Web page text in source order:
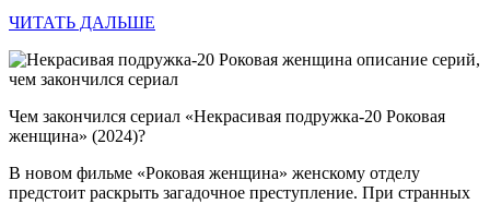
ЧИТАТЬ ДАЛЬШЕ
Чем закончился сериал «Некрасивая подружка-20 Роковая
женщина» (2024)?
В новом фильме «Роковая женщина» женскому отделу
предстоит раскрыть загадочное преступление. При странных